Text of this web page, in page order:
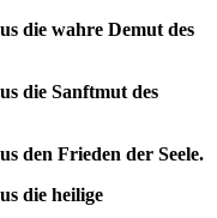
die wahre Demut des
die Sanftmut des
den Frieden der Seele.
die heilige